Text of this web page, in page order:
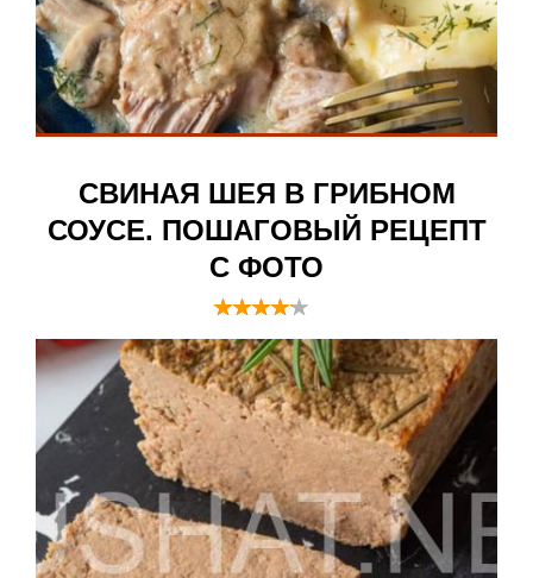
СВИНАЯ ШЕЯ В ГРИБНОМ
СОУСЕ. ПОШАГОВЫЙ РЕЦЕПТ
С ФОТО